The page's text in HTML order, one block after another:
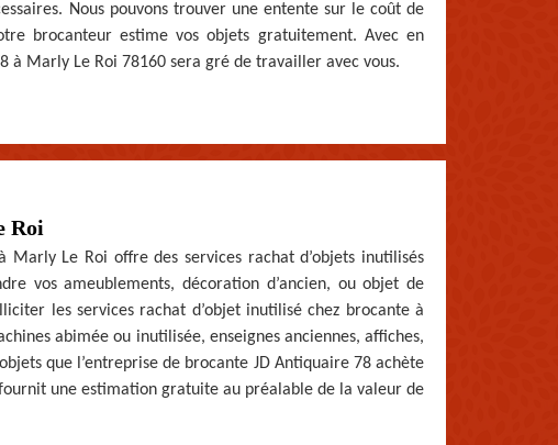
Nous pouvons trouver une entente sur le coût de
brocanteur estime vos objets gratuitement. Avec en
à Marly Le Roi 78160 sera gré de travailler avec vous.
Roi
Marly Le Roi offre des services rachat d’objets inutilisés
vos ameublements, décoration d’ancien, ou objet de
les services rachat d’objet inutilisé chez brocante à
abimée ou inutilisée, enseignes anciennes, affiches,
que l’entreprise de brocante JD Antiquaire 78 achète
une estimation gratuite au préalable de la valeur de